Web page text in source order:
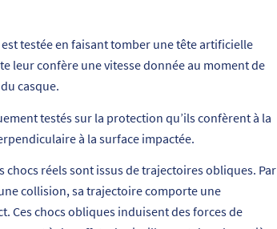
testée en faisant tomber une tête artificielle
leur confère une vitesse donnée au moment de
casque.
testés sur la protection qu’ils confèrent à la
à la surface impactée.
réels sont issus de trajectoires obliques. Par
collision, sa trajectoire comporte une
Ces chocs obliques induisent des forces de